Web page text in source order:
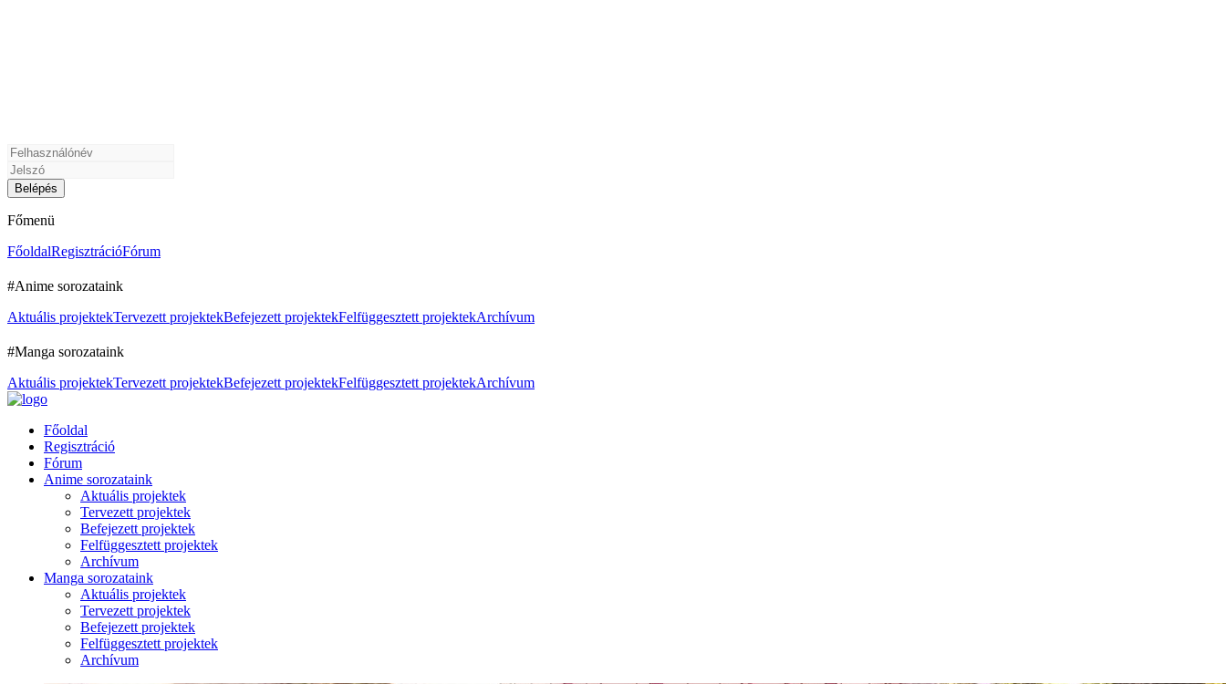
Főmenü
FőoldalRegisztrációFórum
#Anime sorozataink
Aktuális projektekTervezett projektekBefejezett projektekFelfüggesztett projektekArchívum
#Manga sorozataink
Aktuális projektekTervezett projektekBefejezett projektekFelfüggesztett projektekArchívum
Főoldal
Regisztráció
Fórum
Anime sorozataink
Aktuális projektek
Tervezett projektek
Befejezett projektek
Felfüggesztett projektek
Archívum
Manga sorozataink
Aktuális projektek
Tervezett projektek
Befejezett projektek
Felfüggesztett projektek
Archívum